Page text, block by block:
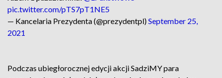
pic.twitter.com/pTS7pT1NE5
— Kancelaria Prezydenta (@prezydentpl)September 25,
2021
Podczas ubiegłorocznej edycji akcji SadziMY para